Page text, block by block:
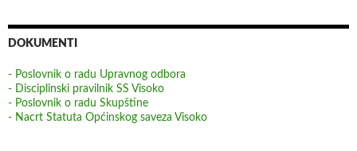
DOKUMENTI
- Poslovnik o radu Upravnog odbora
- Disciplinski pravilnik SS Visoko
- Poslovnik o radu Skupštine
- Nacrt Statuta Općinskog saveza Visoko